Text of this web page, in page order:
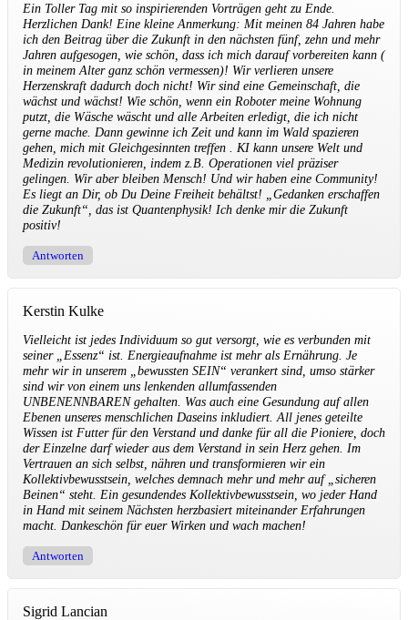
Ein Toller Tag mit so inspirierenden Vorträgen geht zu Ende.
Herzlichen Dank! Eine kleine Anmerkung: Mit meinen 84 Jahren habe
ich den Beitrag über die Zukunft in den nächsten fünf, zehn und mehr
Jahren aufgesogen, wie schön, dass ich mich darauf vorbereiten kann (
in meinem Alter ganz schön vermessen)! Wir verlieren unsere
Herzenskraft dadurch doch nicht! Wir sind eine Gemeinschaft, die
wächst und wächst! Wie schön, wenn ein Roboter meine Wohnung
putzt, die Wäsche wäscht und alle Arbeiten erledigt, die ich nicht
gerne mache. Dann gewinne ich Zeit und kann im Wald spazieren
gehen, mich mit Gleichgesinnten treffen . KI kann unsere Welt und
Medizin revolutionieren, indem z.B. Operationen viel präziser
gelingen. Wir aber bleiben Mensch! Und wir haben eine Community!
Es liegt an Dir, ob Du Deine Freiheit behältst! „Gedanken erschaffen
die Zukunft“, das ist Quantenphysik! Ich denke mir die Zukunft
positiv!
Antworten
Kerstin Kulke
Vielleicht ist jedes Individuum so gut versorgt, wie es verbunden mit
seiner „Essenz“ ist. Energieaufnahme ist mehr als Ernährung. Je
mehr wir in unserem „bewussten SEIN“ verankert sind, umso stärker
sind wir von einem uns lenkenden allumfassenden
UNBENENNBAREN gehalten. Was auch eine Gesundung auf allen
Ebenen unseres menschlichen Daseins inkludiert. All jenes geteilte
Wissen ist Futter für den Verstand und danke für all die Pioniere, doch
der Einzelne darf wieder aus dem Verstand in sein Herz gehen. Im
Vertrauen an sich selbst, nähren und transformieren wir ein
Kollektivbewusstsein, welches demnach mehr und mehr auf „sicheren
Beinen“ steht. Ein gesundendes Kollektivbewusstsein, wo jeder Hand
in Hand mit seinem Nächsten herzbasiert miteinander Erfahrungen
macht. Dankeschön für euer Wirken und wach machen!
Antworten
Sigrid Lancian